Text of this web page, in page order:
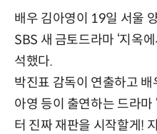
배우 김아영이 19일 서울
SBS 새 금토드라마 ‘지옥
석했다.
박진표 감독이 연출하고 배
아영 등이 출연하는 드라마
터 진짜 재판을 시작할게!